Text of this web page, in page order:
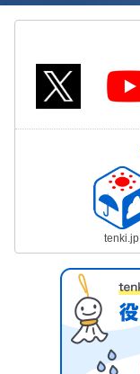
tenki.jp